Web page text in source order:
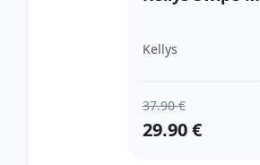
Kellys
37.90 €
29.90 €